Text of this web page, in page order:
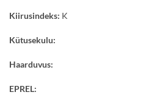
Kiirusindeks: K
Kütusekulu:
Haarduvus:
EPREL: